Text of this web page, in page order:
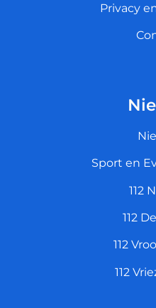
Privacy
Sport en
112
112
112
112